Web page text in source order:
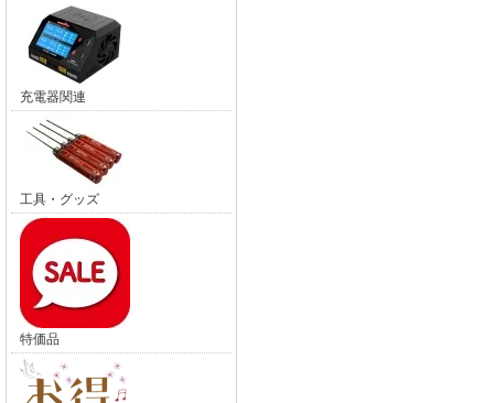
充電器関連
工具・グッズ
特価品